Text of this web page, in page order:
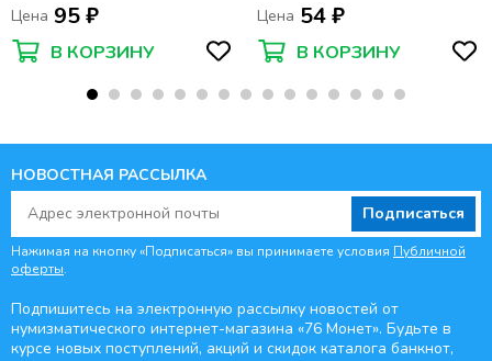
Цена 95 ₽
В КОРЗИНУ
Цена 54 ₽
В КОРЗИНУ
НОВОСТНАЯ РАССЫЛКА
Подписаться
Нажимая на кнопку «Подписаться» вы принимаете условия Публичной
оферты.
Подпишитесь на электронную рассылку новостей от
нумизматического интернет-магазина «76 Монет». Будьте в
курсе новых поступлений, акций и скидок каталога банкнот,